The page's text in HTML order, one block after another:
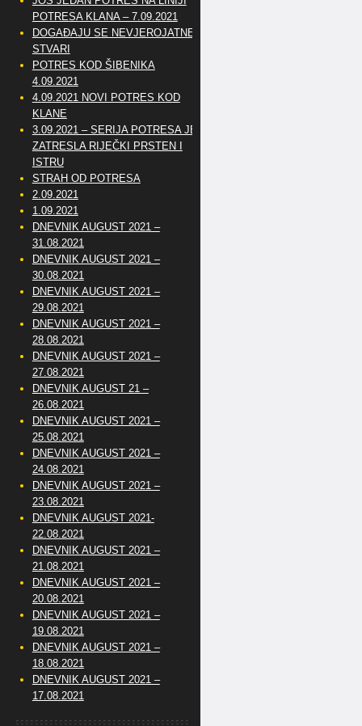
POTRESA KLANA – 7.09.2021
DOGAĐAJU SE NEVJEROJATNE
STVARI
POTRES KOD ŠIBENIKA
4.09.2021
4.09.2021 NOVI POTRES KOD
KLANE
3.09.2021 – SERIJA POTRESA JE
ZATRESLA RIJEČKI PRSTEN I
ISTRU
STRAH OD POTRESA
2.09.2021
1.09.2021
DNEVNIK AUGUST 2021 –
31.08.2021
DNEVNIK AUGUST 2021 –
30.08.2021
DNEVNIK AUGUST 2021 –
29.08.2021
DNEVNIK AUGUST 2021 –
28.08.2021
DNEVNIK AUGUST 2021 –
27.08.2021
DNEVNIK AUGUST 21 –
26.08.2021
DNEVNIK AUGUST 2021 –
25.08.2021
DNEVNIK AUGUST 2021 –
24.08.2021
DNEVNIK AUGUST 2021 –
23.08.2021
DNEVNIK AUGUST 2021-
22.08.2021
DNEVNIK AUGUST 2021 –
21.08.2021
DNEVNIK AUGUST 2021 –
20.08.2021
DNEVNIK AUGUST 2021 –
19.08.2021
DNEVNIK AUGUST 2021 –
18.08.2021
DNEVNIK AUGUST 2021 –
17.08.2021